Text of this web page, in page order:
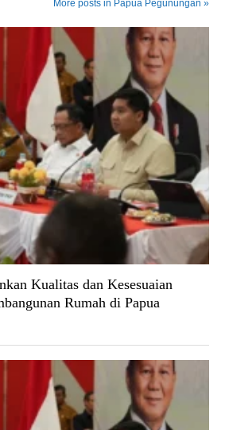
More posts in Papua Pegunungan »
Kualitas dan Kesesuaian
Rumah di Papua